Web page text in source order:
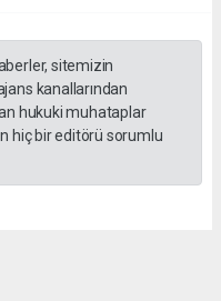
sitemizin
kanallarından
hukuki muhataplar
hiç bir editörü sorumlu